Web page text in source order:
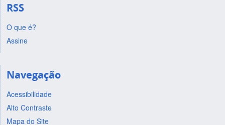
RSS
O que é?
Assine
Navegação
Acessibilidade
Alto Contraste
Mapa do Site